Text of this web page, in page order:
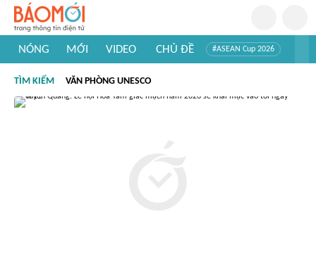
NÓNG MỚI VIDEO CHỦ ĐỀ #ASEAN Cup 2026
#Khám phá thế giới
TÌM KIẾM VĂN PHÒNG UNESCO